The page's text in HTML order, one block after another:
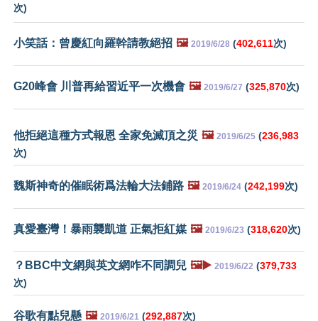
次)
小笑話：曾慶紅向羅幹請教絕招 🖼️ 2019/6/28 (402,611次)
G20峰會 川普再給習近平一次機會 🖼️ 2019/6/27 (325,870次)
他拒絕這種方式報恩 全家免滅頂之災 🖼️ 2019/6/25 (236,983
次)
魏斯神奇的催眠術爲法輪大法鋪路 🖼️ 2019/6/24 (242,199次)
真愛臺灣！暴雨襲凱道 正氣拒紅媒 🖼️ 2019/6/23 (318,620次)
？BBC中文網與英文網咋不同調兒 🖼️▶️ 2019/6/22 (379,733
次)
谷歌有點兒懸 🖼️ 2019/6/21 (292,887次)